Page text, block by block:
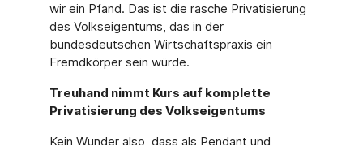
wir ein Pfand. Das ist die rasche Privatisierung
des Volkseigentums, das in der
bundesdeutschen Wirtschaftspraxis ein
Fremdkörper sein würde.
Treuhand nimmt Kurs auf komplette
Privatisierung des Volkseigentums
Kein Wunder also, dass als Pendant und